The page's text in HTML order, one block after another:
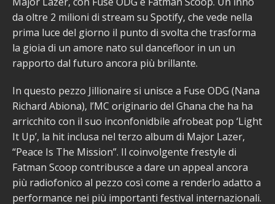
da oltre 2 milioni di stream su Spotify, che vede nella
prima luce del giorno il punto di svolta che trasforma
la gioia di un amore nato sul dancefloor in un un
rapporto dal futuro ancora più brillante.
In questo pezzo Jillionaire si unisce a Fuse ODG (Nana
Richard Abiona), l’MC originario del Ghana che ha ha
arricchito con il suo inconfonidbile afrobeat pop ‘Light
It Up’, la hit inclusa nel terzo album di Major Lazer,
“Peace Is The Mission”. Il coinvolgente frestyle di
Fatman Scoop contribusce a dare un appeal ancora
più radiofonico al pezzo così come a renderlo adatto a
performance nei più importanti festival internazionali.